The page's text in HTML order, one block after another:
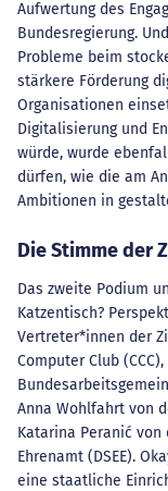
Aufwertung des
Bundesregierung.
Probleme beim
stärkere Förderung
Organisationen
Digitalisierung und
würde, wurde
dürfen, wie die am
Ambitionen in
Die Stimme der
Das zweite Podium
Katzentisch?
Vertreter*innen der
Computer Club
Anna Wohlfahrt von
Katarina Peranić von
Ehrenamt (DSEE).
eine staatliche